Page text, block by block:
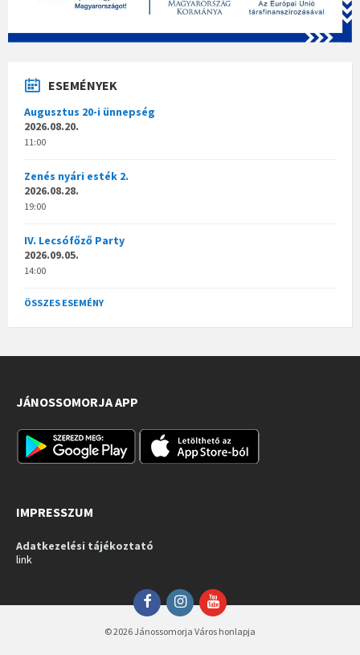
ESEMÉNYEK
Augusztus 20-i ünnepség
2026.08.20.
11:00
Zenés nyári esték 2.
2026.08.28.
19:00
IV. Lecsófőző Party
2026.09.05.
14:00
ÖSSZES ESEMÉNY
JÁNOSSOMORJA APP
IMPRESSZUM
Adatkezelési tájékoztató
link
FacebookInstagramYouTube
© 2026 Jánossomorja Város honlapja